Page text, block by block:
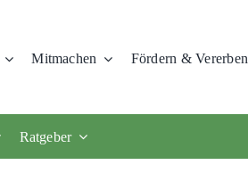
Mitmachen Fördern & Vererben
Ratgeber